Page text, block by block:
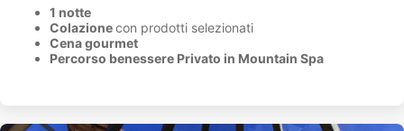
1 notte
Colazionecon prodotti selezionati
Cena gourmet
Percorso benessere Privato in Mountain Spa